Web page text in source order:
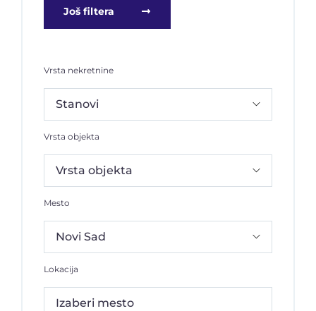
Još filtera
Vrsta nekretnine
Vrsta objekta
Mesto
Lokacija
Izaberi mesto